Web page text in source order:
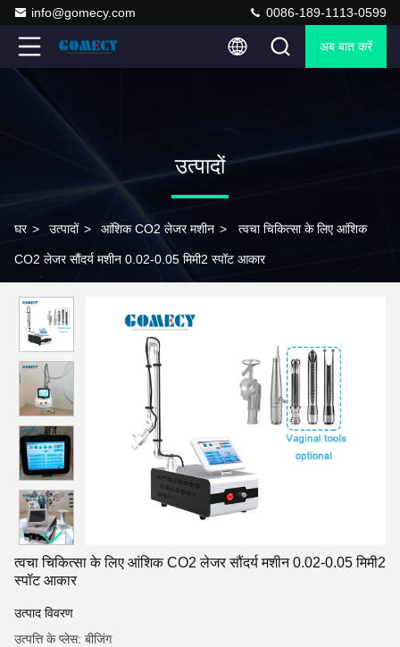
info@gomecy.com 0086-189-1113-0599
अब बात करें
उत्पादों
घर > उत्पादों > आंशिक CO2 लेजर मशीन > त्वचा चिकित्सा के लिए आंशिक
CO2 लेजर सौंदर्य मशीन 0.02-0.05 मिमी2 स्पॉट आकार
त्वचा चिकित्सा के लिए आंशिक CO2 लेजर सौंदर्य मशीन 0.02-0.05 मिमी2
स्पॉट आकार
उत्पाद विवरण
उत्पत्ति के प्लेस: बीजिंग